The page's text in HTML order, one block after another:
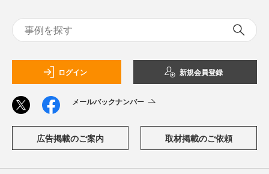
ログイン 新規会員登録
メールバックナンバー
広告掲載のご案内 取材掲載のご依頼